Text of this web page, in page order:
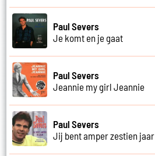
Paul Severs
Je komt en je gaat
Paul Severs
Jeannie my girl Jeannie
Paul Severs
Jij bent amper zestien jaar